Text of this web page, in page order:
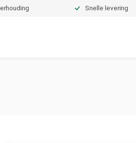
Snelle levering